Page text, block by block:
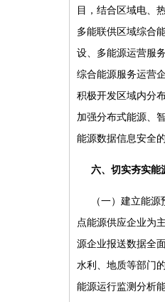
目，结合区域电、
多能联供区域综合
设、多能源运营服
综合能源服务运营
积极开发区域内分
加强分布式能源、
能源数据信息安全
六、切实夯实能
（一）建立能
点能源供应企业为
源企业报送数据全
水利、地质等部门
能源运行监测分析